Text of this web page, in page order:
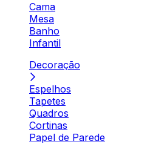
Cama
Mesa
Banho
Infantil
Decoração
Espelhos
Tapetes
Quadros
Cortinas
Papel de Parede